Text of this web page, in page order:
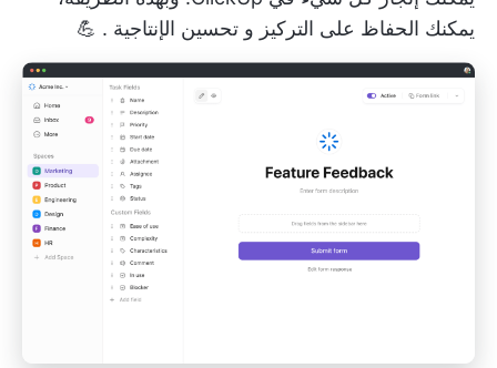
يمكنك الحفاظ على التركيز و تحسين الإنتاجية . 💪